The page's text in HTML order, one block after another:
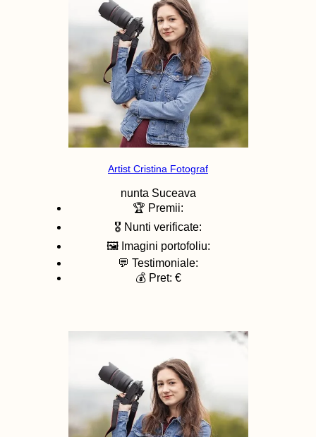
Artist Cristina Fotograf
nunta Suceava
🏆 Premii:
🎖️ Nunti verificate:
🖼️ Imagini portofoliu:
💬 Testimoniale:
💰 Pret: €